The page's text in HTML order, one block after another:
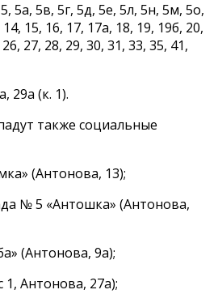
5а, 5в, 5г, 5д, 5е, 5л, 5н, 5м, 5о,
15, 16, 17, 17а, 18, 19, 19б, 20,
27, 28, 29, 30, 31, 33, 35, 41,
29а (к. 1).
также социальные
(Антонова, 13);
№ 5 «Антошка» (Антонова,
(Антонова, 9а);
Антонова, 27а);